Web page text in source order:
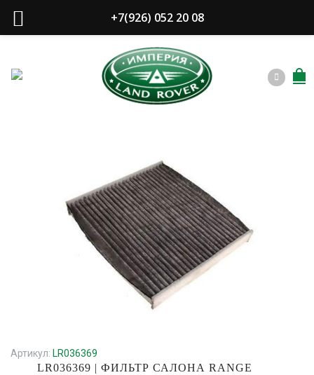
LR036369 | ФИЛЬТР САЛОНА RANGE
Артикул: LR036369
+7(926) 052 20 08